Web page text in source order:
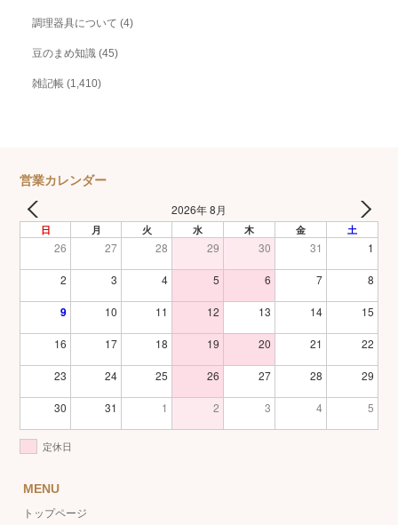
調理器具について (4)
豆のまめ知識 (45)
雑記帳 (1,410)
営業カレンダー
2026年 8月
日 月 火 水 木 金 土
26 27 28 29 30 31 1
2 3 4 5 6 7 8
9 10 11 12 13 14 15
16 17 18 19 20 21 22
23 24 25 26 27 28 29
30 31 1 2 3 4 5
定休日
MENU
トップページ